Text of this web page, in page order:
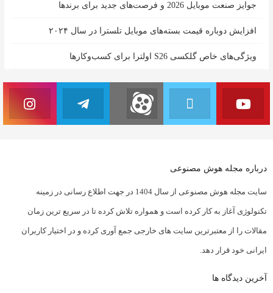
جوایز صنعت موبایل 2026 و فرصت‌های جدید برای برندها
افزایش دوباره قیمت بسته‌های موبایل تلسترا در سال ۲۰۲۴
ویژگی‌های خاص گلکسی S26 اولترا برای کسب‌وکارها
درباره مجله هوش مصنوعی
سایت مجله هوش مصنوعی از سال 1404 در جهت اطلاع رسانی در زمینه
تکنولوژی آغاز به کار کرده است و همواره تلاش کرده تا در سریع ترین زمان
مقالات را از معتبرترین سایت های خارجی جمع آوری کرده و در اختیار کاربران
ایرانی خود قرار دهد.
آخرین دیدگاه ها